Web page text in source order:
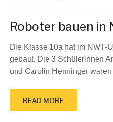
Roboter bauen in
Die Klasse 10a hat im NWT-
gebaut. Die 3 Schülerinnen
und Carolin Henninger waren
READ MORE